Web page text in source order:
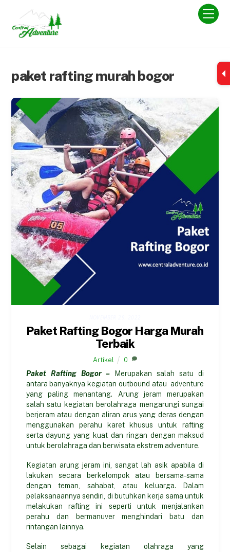
content
paket rafting murah bogor
Paket Rafting Bogor Harga Murah
Terbaik
Artikel 0
Paket Rafting Bogor –
Merupakan salah satu di
antara banyaknya kegiatan outbound atau adventure
yang paling menantang. Arung jeram merupakan
salah satu kegiatan berolahraga mengarungi sungai
berjeram atau dengan aliran arus yang deras dengan
menggunakan perahu karet khusus untuk rafting
serta dayung yang kuat dan ringan dengan maksud
untuk berolahraga dan berwisata ekstrem adventure.
Kegiatan arung jeram ini, sangat lah asik apabila di
lakukan secara berkelompok atau bersama-sama
dengan teman, sahabat, atau keluarga. Dalam
pelaksanaannya sendiri, di butuhkan kerja sama untuk
melakukan rafting ini seperti untuk menjalankan
perahu dan bermanuver menghindari batu dan
rintangan lainnya.
Selain sebagai kegiatan olahraga yang